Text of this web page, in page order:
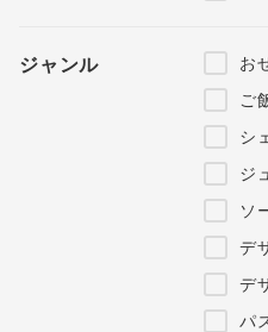
ジャンル お
ご
シ
ジ
ソ
デ
デ
パ